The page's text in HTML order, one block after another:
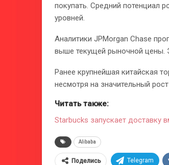
покупать. Средний потенциал
уровней.
Аналитики JPMorgan Chase
выше текущей рыночной цены.
Ранее крупнейшая китайская
несмотря на значительный
Читать также:
Starbucks запускает доставку
Alibaba
Поделись Telegram